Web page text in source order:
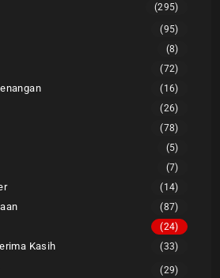
(295)
(95)
(8)
(72)
(16)
(26)
(78)
(5)
(7)
(14)
(87)
(24)
Kasih (33)
(29)